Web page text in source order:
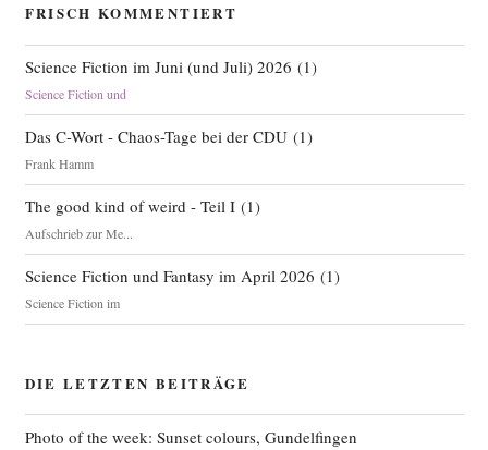
FRISCH KOMMENTIERT
Science Fiction im Juni (und Juli) 2026 (1)
Science Fiction und
Das C-Wort - Chaos-Tage bei der CDU(1)
Frank Hamm
The good kind of weird - Teil I(1)
Aufschrieb zur Me...
Science Fiction und Fantasy im April 2026 (1)
Science Fiction im
DIE LETZTEN BEITRÄGE
Photo of the week: Sunset colours, Gundelfingen